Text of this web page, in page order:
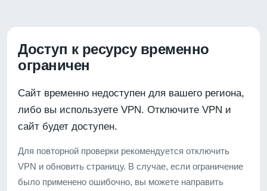
Доступ к ресурсу временно
ограничен
Сайт временно недоступен для вашего региона,
либо вы используете VPN. Отключите VPN и
сайт будет доступен.
Для повторной проверки рекомендуется отключить
VPN и обновить страницу. В случае, если ограничение
было применено ошибочно, вы можете направить